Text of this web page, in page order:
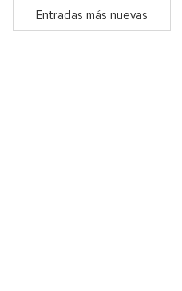
Entradas más nuevas